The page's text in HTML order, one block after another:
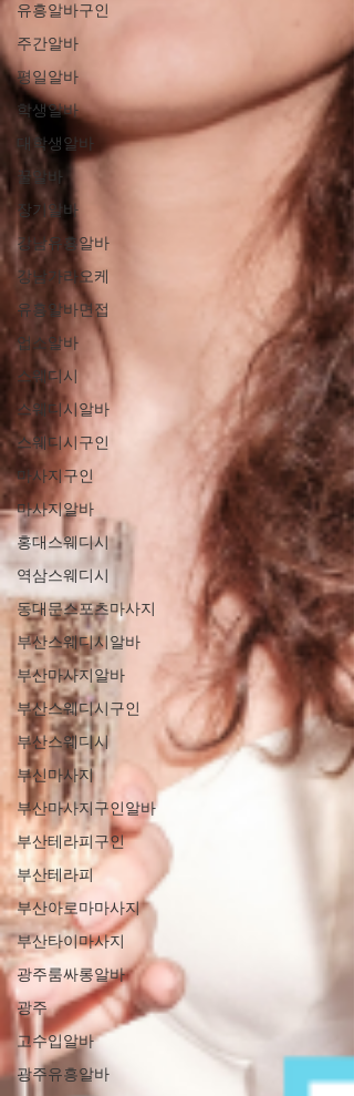
유흥알바구인
주간알바
평일알바
학생알바
대학생알바
꿀알바
장기알바
강남유흥알바
강남가라오케
유흥알바면접
업소알바
스웨디시
스웨디시알바
스웨디시구인
마사지구인
마사지알바
홍대스웨디시
역삼스웨디시
동대문스포츠마사지
부산스웨디시알바
부산마사지알바
부산스웨디시구인
부산스웨디시
부신마사지
부산마사지구인알바
부산테라피구인
부산테라피
부산아로마마사지
부산타이마사지
광주룸싸롱알바
광주
고수입알바
광주유흥알바